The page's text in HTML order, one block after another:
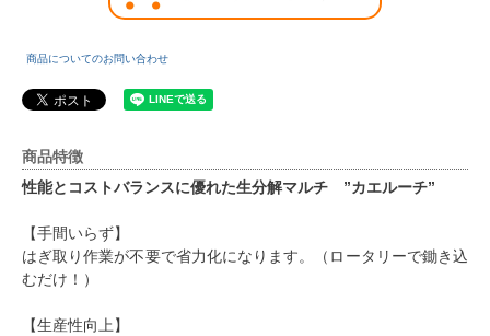
商品についてのお問い合わせ
商品特徴
性能とコストバランスに優れた生分解マルチ ”カエルーチ”
【手間いらず】
はぎ取り作業が不要で省力化になります。（ロータリーで鋤き込
むだけ！）
【生産性向上】